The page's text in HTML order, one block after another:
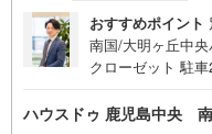
おすすめポイント
南国/大明ヶ丘中
クローゼット 駐
リーニング済み■
ハウスドゥ 鹿児島中央